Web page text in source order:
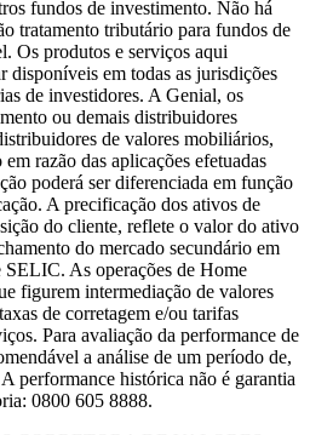
fundos de investimento. Não há
tratamento tributário para fundos de
Os produtos e serviços aqui
disponíveis em todas as jurisdições
de investidores. A Genial, os
ou demais distribuidores
de valores mobiliários,
razão das aplicações efetuadas
poderá ser diferenciada em função
A precificação dos ativos de
do cliente, reflete o valor do ativo
do mercado secundário em
As operações de Home
figurem intermediação de valores
de corretagem e/ou tarifas
Para avaliação da performance de
a análise de um período de,
performance histórica não é garantia
0800 605 8888.